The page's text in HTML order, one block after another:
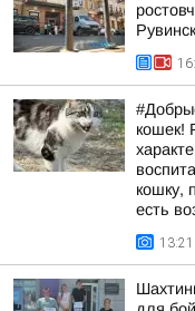
кошек!
кошку,
есть
13:21